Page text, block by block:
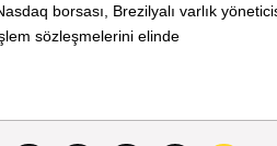
borsası, Brezilyalı varlık
sözleşmelerini elinde